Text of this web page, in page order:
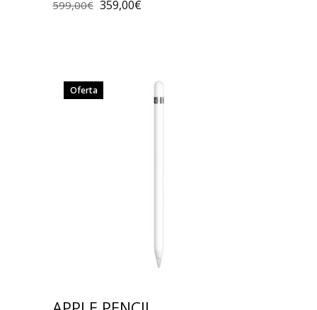
599,00€ 359,00€
Oferta